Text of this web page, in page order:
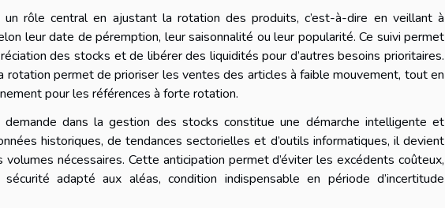
rôle central en ajustant la rotation des produits, c’est-à-dire en veillant à
leur date de péremption, leur saisonnalité ou leur popularité. Ce suivi permet
des stocks et de libérer des liquidités pour d’autres besoins prioritaires.
rotation permet de prioriser les ventes des articles à faible mouvement, tout en
pour les références à forte rotation.
demande dans la gestion des stocks constitue une démarche intelligente et
historiques, de tendances sectorielles et d’outils informatiques, il devient
nécessaires. Cette anticipation permet d’éviter les excédents coûteux,
adapté aux aléas, condition indispensable en période d’incertitude